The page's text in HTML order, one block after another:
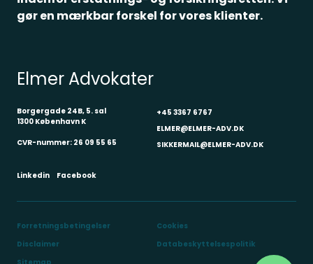
betydning, hvis arbejdsgiveren ikke har
tiden op til opsigelsestidspunktet, eller som
på opsigelsestidspunktet måtte forventes at
blive ledig inden udløbet af
opsigelsesperioden.
Afskedigelsen af A, der var beviseligt
gør en mærkbar forskel for vores klienter.
Elmer Advokater
Borgergade 24B, 5. sal
1300 København K
CVR-nummer: 26 09 55 65
+45 3367 6767
ELMER@ELMER-ADV.DK
SIKKERMAIL@ELMER-ADV.DK
Linkedin Facebook
Forretningsbetingelser
Cookies
Disclaimer
Databeskyttelsespolitik